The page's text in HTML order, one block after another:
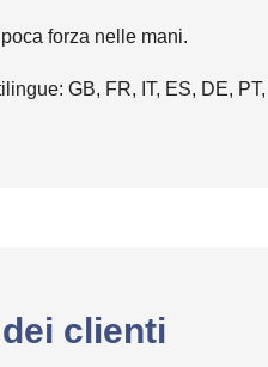
forza nelle mani.
GB, FR, IT, ES, DE,
clienti